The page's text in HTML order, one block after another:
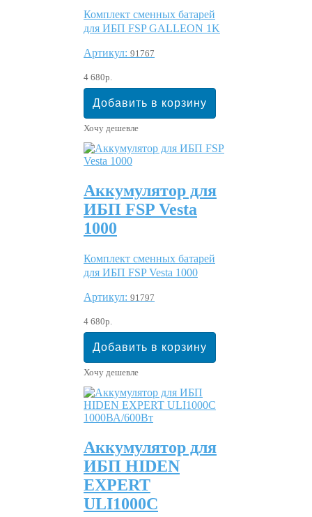
Комплект сменных батарей
для ИБП FSP GALLEON 1K
Артикул: 91767
4 680р.
Хочу дешевле
Аккумулятор для
ИБП FSP Vesta
1000
Комплект сменных батарей
для ИБП FSP Vesta 1000
Артикул: 91797
4 680р.
Хочу дешевле
Аккумулятор для
ИБП HIDEN
EXPERT
ULI1000C